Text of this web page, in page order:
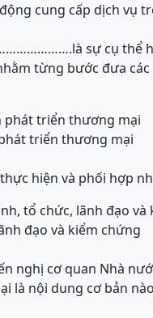
cung cấp dịch vụ
sự cụ thể
từng bước đưa
phát triển thương mại
triển thương mại
hiện và phối hợp
tổ chức, lãnh đạo và
đạo và kiểm chứng
nghị cơ quan Nhà
là nội dung cơ bản